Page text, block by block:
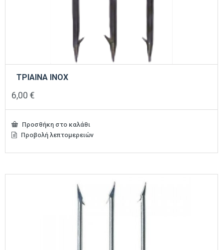
ΤΡΙΑΙΝΑ INOX
6,00 €
Προσθήκη στο καλάθι
Προβολή λεπτομερειών